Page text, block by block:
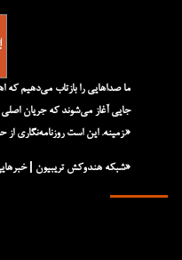
جایی آغاز می‌شوند که جریان
زمینه. این است روزنامه‌نگاری از حاشیه‌ها.»
«شبکه هند‌و‌کش تریبیون | خبرهایی از حاشیه، داستان‌هایی از سرچشمه»